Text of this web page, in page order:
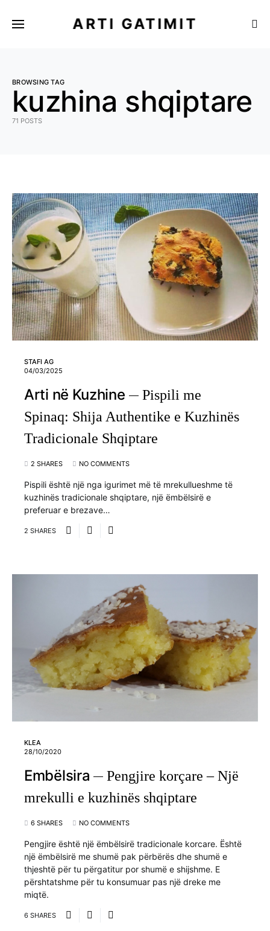
ARTI GATIMIT
BROWSING TAG
kuzhina shqiptare
71 POSTS
STAFI AG
04/03/2025
Arti në Kuzhine
Pispili me
Spinaq: Shija Authentike e Kuzhinës
Tradicionale Shqiptare
2 SHARES NO COMMENTS
Pispili është një nga igurimet më të mrekullueshme të
kuzhinës tradicionale shqiptare, një ëmbëlsirë e
preferuar e brezave…
2 SHARES
KLEA
28/10/2020
Embëlsira
Pengjire korçare – Një
mrekulli e kuzhinës shqiptare
6 SHARES NO COMMENTS
Pengjire është një ëmbëlsirë tradicionale korcare. Është
një ëmbëlsirë me shumë pak përbërës dhe shumë e
thjeshtë për tu përgatitur por shumë e shijshme. E
përshtatshme për tu konsumuar pas një dreke me
miqtë.
6 SHARES